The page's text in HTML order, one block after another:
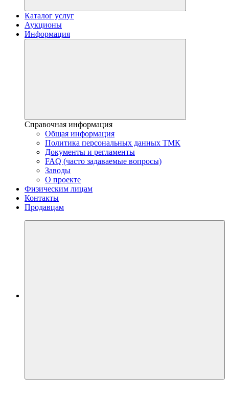
Каталог услуг
Аукционы
Информация
Справочная информация
Общая информация
Политика персональных данных ТМК
Документы и регламенты
FAQ (часто задаваемые вопросы)
Заводы
О проекте
Физическим лицам
Контакты
Продавцам